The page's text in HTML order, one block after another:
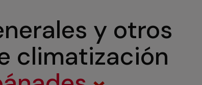
y otros
climatización